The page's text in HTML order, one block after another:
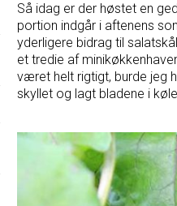
Så idag er der høstet en
portion indgår i aftenens
yderligere bidrag til
et tredie af
været helt rigtigt, burde jeg
skyllet og lagt bladene i